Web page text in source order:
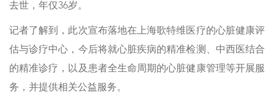
去世，年仅36岁。
记者了解到，此次宣布落地在上海歌特维医疗的心脏健康评
估与诊疗中心，今后将就心脏疾病的精准检测、中西医结合
的精准诊疗，以及患者全生命周期的心脏健康管理等开展服
务，并提供相关公益服务。